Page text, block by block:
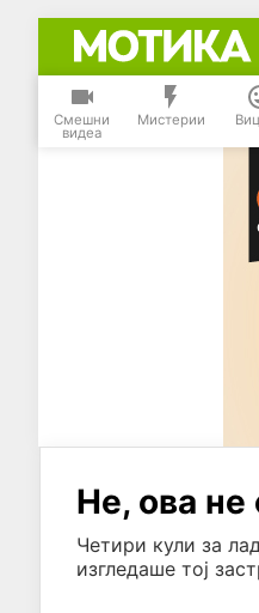
Смешни
видеа
Мистерии
Не, ова не
Четири кули за
изгледаше тој